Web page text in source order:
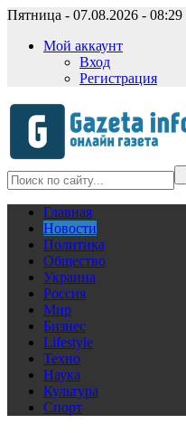
Пятница - 07.08.2026 - 08:29
Мой аккаунт
Вход
Регистрация
Главная
Новости
Политика
Общество
Украина
Россия
Мир
Бизнес
Lifestyle
Техно
Наука
Культура
Спорт